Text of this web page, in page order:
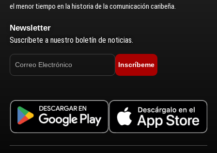
el menor tiempo en la historia de la comunicación caribeña.
Newsletter
Suscríbete a nuestro boletín de noticias.
Inscríbeme